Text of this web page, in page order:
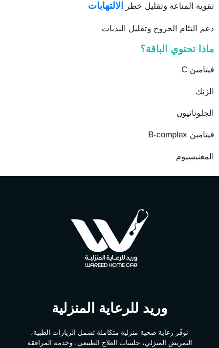
تقوية المناعة وتقليل خطر الالتهابات
دعم التئام الجروح وتقليل الندبات
ماذا تحتوي الباقة؟
فيتامين C
الزنك
الجلوتاثيون
فيتامين B-complex
المغنيسيوم
وريد للرعاية المنزلية
نوفّر رعاية صحية منزلية متكاملة تشمل الزيارات الطبية،
التمريض المنزلي، جلسات العلاج الطبيعي، وخدمة المرافقة